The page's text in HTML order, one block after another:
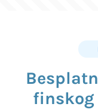
finskog